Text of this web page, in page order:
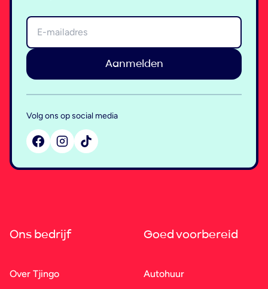
Aanmelden
Volg ons op social media
Ons bedrijf
Over Tjingo
Goed voorbereid
Autohuur